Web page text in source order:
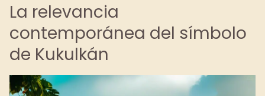
La relevancia
contemporánea del símbolo
de Kukulkán